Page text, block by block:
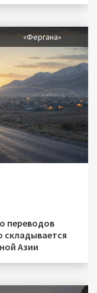
«Фергана»
переводов
складывается
Азии